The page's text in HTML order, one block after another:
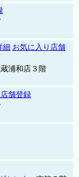
細 お気に入り店舗
浦和店３階
舗登録